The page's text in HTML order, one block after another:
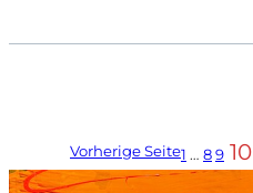
Vorherige Seite1 … 89 10